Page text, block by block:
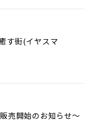
す街(イヤスマ
売開始のお知らせ～